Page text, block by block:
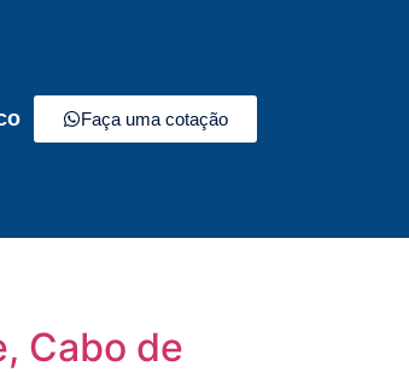
Faça uma cotação
Cabo de